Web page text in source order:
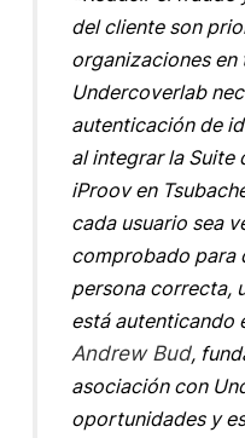
del cliente son
organizaciones en
Undercoverlab
autenticación de
al integrar la Suite
iProov en
cada usuario sea
comprobado para
persona correcta,
está autenticando
Andrew Bud,
asociación con
oportunidades y